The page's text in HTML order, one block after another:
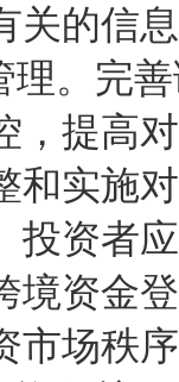
关的信
理。完
，提高
和实施
投资者
境资金
市场秩